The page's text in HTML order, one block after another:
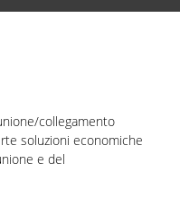
collegamento
soluzioni economiche
e del